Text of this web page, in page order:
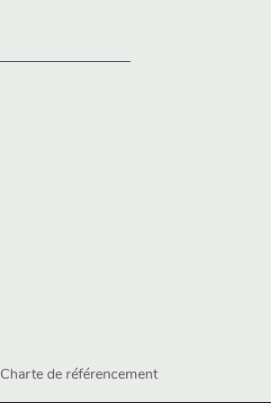
Charte de référencement